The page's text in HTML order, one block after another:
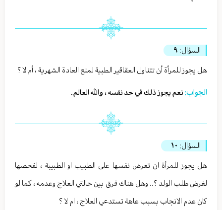
السؤال: ٩
هل يجوز للمرأة أن تتناول العقاقير الطبية لمنع العادة الشهرية ، أم لا ؟
الجواب: نعم يجوز ذلك في حد نفسه ، والله العالم.
السؤال: ١٠
هل يجوز للمرأة ان تعرض نفسها على الطبيب او الطبيبة ، لفحصها
لغرض طلب الولد ؟.. وهل هناك فرق بين حالتي العلاج وعدمه ، كما لو
كان عدم الانجاب بسبب عاهة تستدعي العلاج ، ام لا ؟